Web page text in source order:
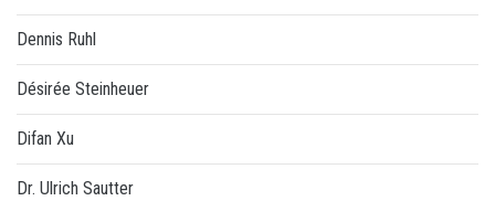
Dennis Ruhl
Désirée Steinheuer
Difan Xu
Dr. Ulrich Sautter